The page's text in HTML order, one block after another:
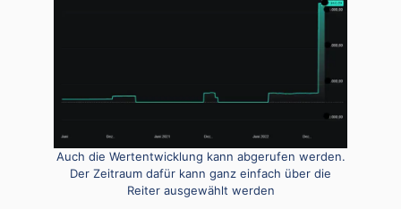
Auch die Wertentwicklung kann abgerufen werden.
Der Zeitraum dafür kann ganz einfach über die
Reiter ausgewählt werden